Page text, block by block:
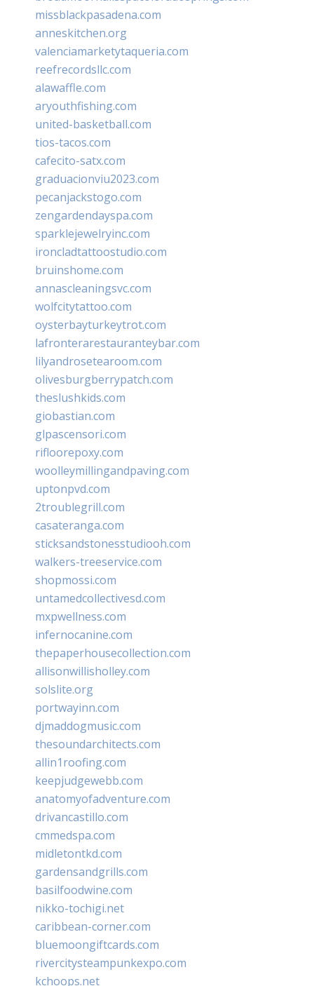
missblackpasadena.com
anneskitchen.org
valenciamarketytaqueria.com
reefrecordsllc.com
alawaffle.com
aryouthfishing.com
united-basketball.com
tios-tacos.com
cafecito-satx.com
graduacionviu2023.com
pecanjackstogo.com
zengardendayspa.com
sparklejewelryinc.com
ironcladtattoostudio.com
bruinshome.com
annascleaningsvc.com
wolfcitytattoo.com
oysterbayturkeytrot.com
lafronterarestauranteybar.com
lilyandrosetearoom.com
olivesburgberrypatch.com
theslushkids.com
giobastian.com
glpascensori.com
rifloorepoxy.com
woolleymillingandpaving.com
uptonpvd.com
2troublegrill.com
casateranga.com
sticksandstonesstudiooh.com
walkers-treeservice.com
shopmossi.com
untamedcollectivesd.com
mxpwellness.com
infernocanine.com
thepaperhousecollection.com
allisonwillisholley.com
solslite.org
portwayinn.com
djmaddogmusic.com
thesoundarchitects.com
allin1roofing.com
keepjudgewebb.com
anatomyofadventure.com
drivancastillo.com
cmmedspa.com
midletontkd.com
gardensandgrills.com
basilfoodwine.com
nikko-tochigi.net
caribbean-corner.com
bluemoongiftcards.com
rivercitysteampunkexpo.com
kchoops.net